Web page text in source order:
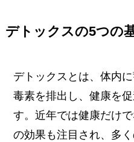
デトックスの5つの
デトックスとは、体内
毒素を排出し、健康を
す。近年では健康だけ
の効果も注目され、多